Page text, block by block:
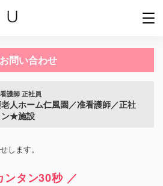
お問い合わせ
護師 正社員
人ホーム仁風園／准看護師／正社
ン★施設
します。
ンタン30秒 ／